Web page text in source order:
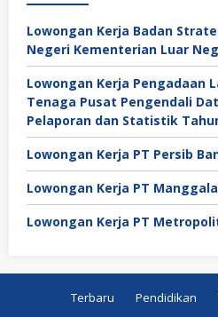
Lowongan Kerja Badan
Negeri Kementerian Luar
Lowongan Kerja Pengadaan
Tenaga Pusat Pengendali
Pelaporan dan Statistik
Lowongan Kerja PT Persib
Lowongan Kerja PT
Lowongan Kerja PT
Terbaru Pendidikan